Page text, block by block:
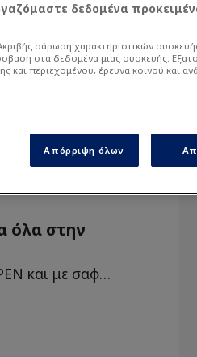
με το θέμα
όλα στην
Κατηγορηματικός για το μέλλον του OPEN και με σαφή μηνύ...
δεδομένα
σάρωση χαρακτηριστικών
στα δεδομένα μιας συσκευής.
και περιεχομένου, έρευνα κοινού και
Απόρριψη όλων